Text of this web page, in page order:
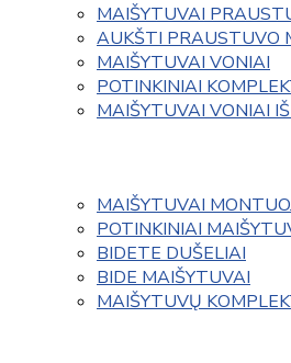
MAIŠYTUVAI
AUKŠTI PRAUSTUVO
MAIŠYTUVAI VONIAI
POTINKINIAI
MAIŠYTUVAI VONIAI
MAIŠYTUVAI
POTINKINIAI
BIDETE DUŠELIAI
BIDE MAIŠYTUVAI
MAIŠYTUVŲ